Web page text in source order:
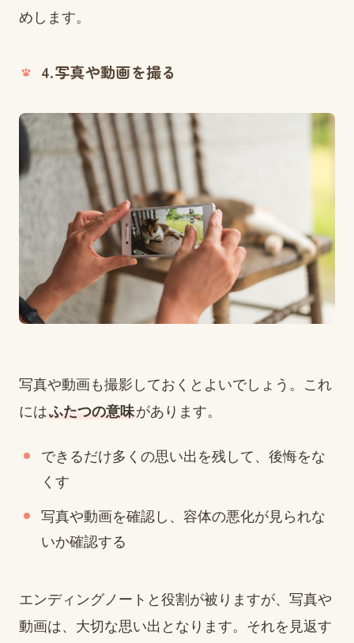
めします。
4.写真や動画を撮る
写真や動画も撮影しておくとよいでしょう。これ
にはふたつの意味があります。
できるだけ多くの思い出を残して、後悔をな
くす
写真や動画を確認し、容体の悪化が見られな
いか確認する
エンディングノートと役割が被りますが、写真や
動画は、大切な思い出となります。それを見返す